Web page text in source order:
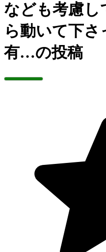
なども考慮
ら動いて下
有…の投稿